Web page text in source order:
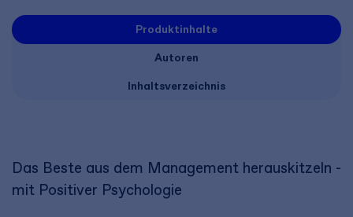
Produktinhalte
Autoren
Inhaltsverzeichnis
Das Beste aus dem Management herauskitzeln -
mit Positiver Psychologie